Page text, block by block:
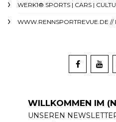
WERK1® SPORTS | CARS |
WWW.RENNSPORTREVUE.DE //
WILLKOMMEN IM
UNSEREN